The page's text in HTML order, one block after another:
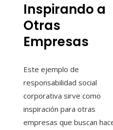
Inspirando a
Otras
Empresas
Este ejemplo de
responsabilidad social
corporativa sirve como
inspiración para otras
empresas que buscan